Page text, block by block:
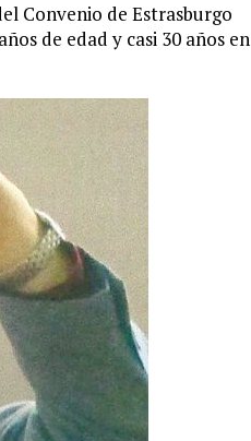
Convenio de Estrasburgo
de edad y casi 30 años en